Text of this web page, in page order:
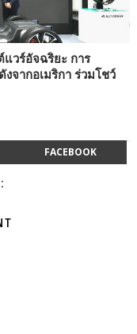
วร์อัจฉริยะ การ
ากอเมริกา ร่วมโชว์
FACEBOOK